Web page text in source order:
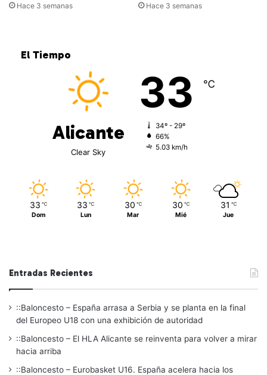
Hace 3 semanas Hace 3 semanas
El Tiempo
Alicante
Clear Sky
33 ℃
34º - 29º
66%
5.03 km/h
33 ℃
Dom
33 ℃
Lun
30 ℃
Mar
30 ℃
Mié
31 ℃
Jue
Entradas Recientes
::Baloncesto – España arrasa a Serbia y se planta en la final
del Europeo U18 con una exhibición de autoridad
::Baloncesto – El HLA Alicante se reinventa para volver a mirar
hacia arriba
::Baloncesto – Eurobasket U16. España acelera hacia los